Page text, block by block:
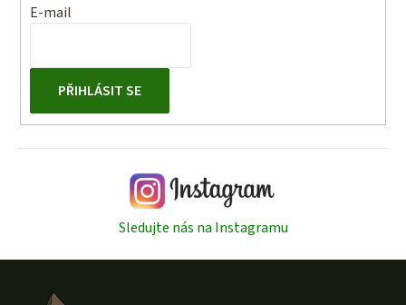
E-mail
PŘIHLÁSIT SE
Sledujte nás na Instagramu